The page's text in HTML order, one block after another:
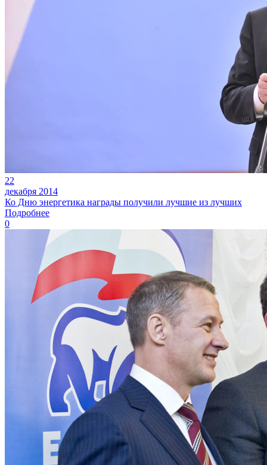
22
декабря 2014
Ко Дню энергетика награды получили лучшие из лучших
Подробнее
0